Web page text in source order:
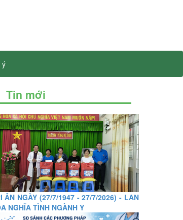
ý
Tin mới
ÂN NGÀY (27/7/1947 - 27/7/2026) - LAN
NGHĨA TÌNH NGÀNH Y